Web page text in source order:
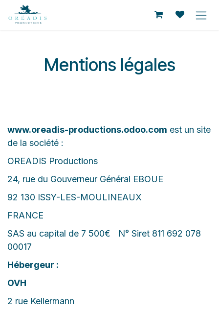
Se rendre au contenu
Mentions légales
www.oreadis-productions.odoo.com est un site
de la société :
OREADIS Productions
24, rue du Gouverneur Général EBOUE
92 130 ISSY-LES-MOULINEAUX
FRANCE
SAS au capital de 7 500€ N° Siret 811 692 078
00017
Hébergeur :
OVH
2 rue Kellermann